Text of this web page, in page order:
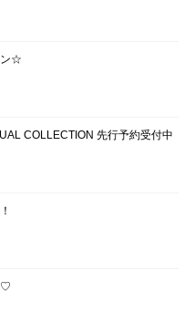
ン☆
COLLECTION 先行予約受付中
♡